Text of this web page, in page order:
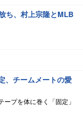
ち、村上宗隆とMLB
、チームメートの愛
プを体に巻く「固定」